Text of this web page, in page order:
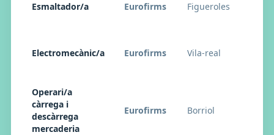
Esmaltador/a Eurofirms Figueroles
Electromecànic/a Eurofirms Vila-real
Operari/a
càrrega i
descàrrega
mercaderia
Eurofirms Borriol